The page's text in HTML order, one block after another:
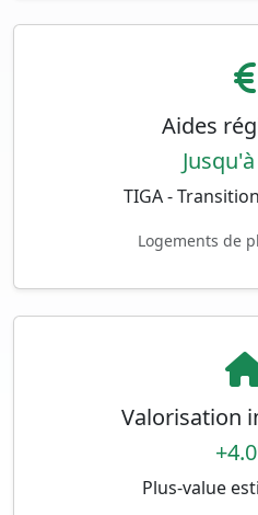
Aides
TIGA -
Logements de
Valorisation
Plus-value